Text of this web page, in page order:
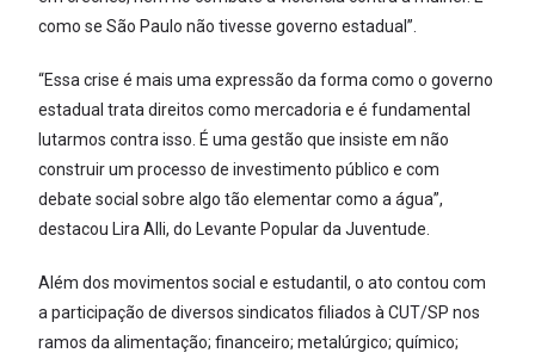
como se São Paulo não tivesse governo estadual”.
“Essa crise é mais uma expressão da forma como o governo
estadual trata direitos como mercadoria e é fundamental
lutarmos contra isso. É uma gestão que insiste em não
construir um processo de investimento público e com
debate social sobre algo tão elementar como a água”,
destacou Lira Alli, do Levante Popular da Juventude.
Além dos movimentos social e estudantil, o ato contou com
a participação de diversos sindicatos filiados à CUT/SP nos
ramos da alimentação; financeiro; metalúrgico; químico;